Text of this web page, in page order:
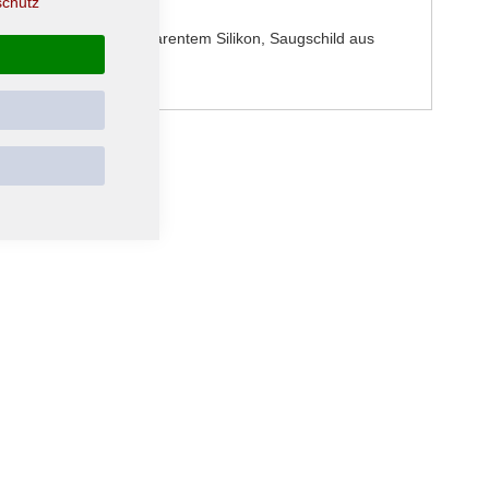
bissfesten, transparentem Silikon, Saugschild aus